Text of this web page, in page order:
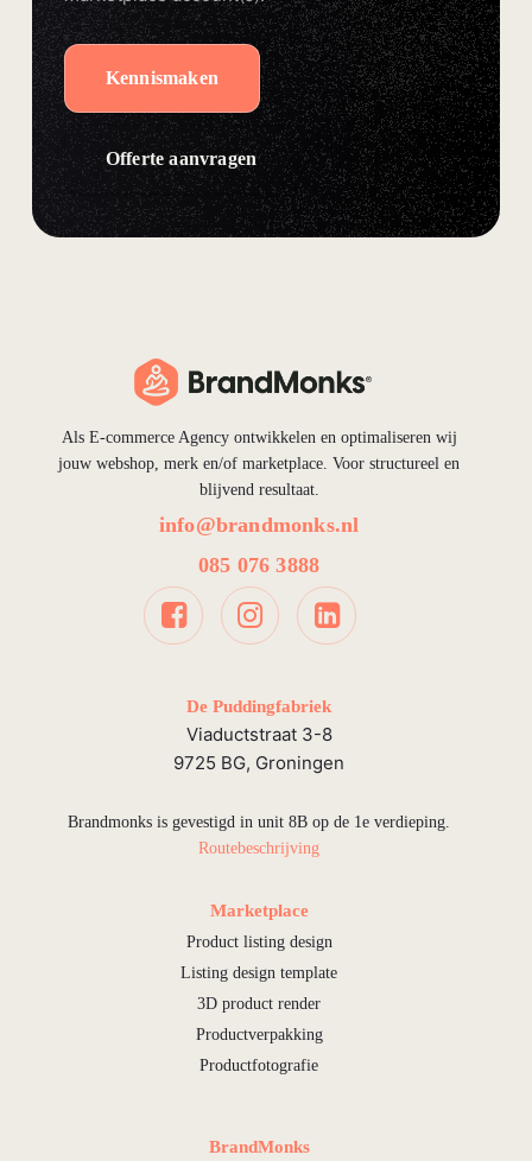
Kennismaken
Offerte aanvragen
Als E-commerce Agency ontwikkelen en optimaliseren wij
jouw webshop, merk en/of marketplace. Voor structureel en
blijvend resultaat.
info@brandmonks.nl
085 076 3888
De Puddingfabriek
Viaductstraat 3-8
9725 BG, Groningen
Brandmonks is gevestigd in unit 8B op de 1e verdieping.
Routebeschrijving
Marketplace
Product listing design
Listing design template
3D product render
Productverpakking
Productfotografie
BrandMonks